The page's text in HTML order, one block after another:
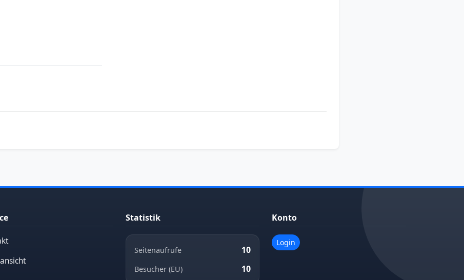
Statistik
Seitenaufrufe 10
Besucher (EU) 10
Konto
Login